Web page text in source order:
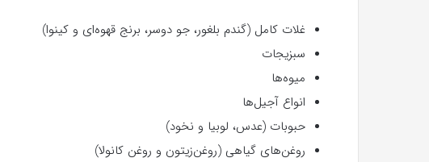
غلات کامل (گندم بلغور، جو دوسر، برنج قهوه‌ای و کینوا)
سبزیجات
میوه‌ها
انواع آجیل‌ها
حبوبات (عدس، لوبیا و نخود)
روغن‌های گیاهی (روغن‌زیتون و روغن کانولا)